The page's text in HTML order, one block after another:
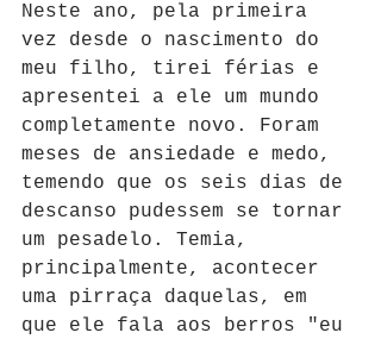
Neste ano, pela primeira
vez desde o nascimento do
meu filho, tirei férias e
apresentei a ele um mundo
completamente novo. Foram
meses de ansiedade e medo,
temendo que os seis dias de
descanso pudessem se tornar
um pesadelo. Temia,
principalmente, acontecer
uma pirraça daquelas, em
que ele fala aos berros "eu